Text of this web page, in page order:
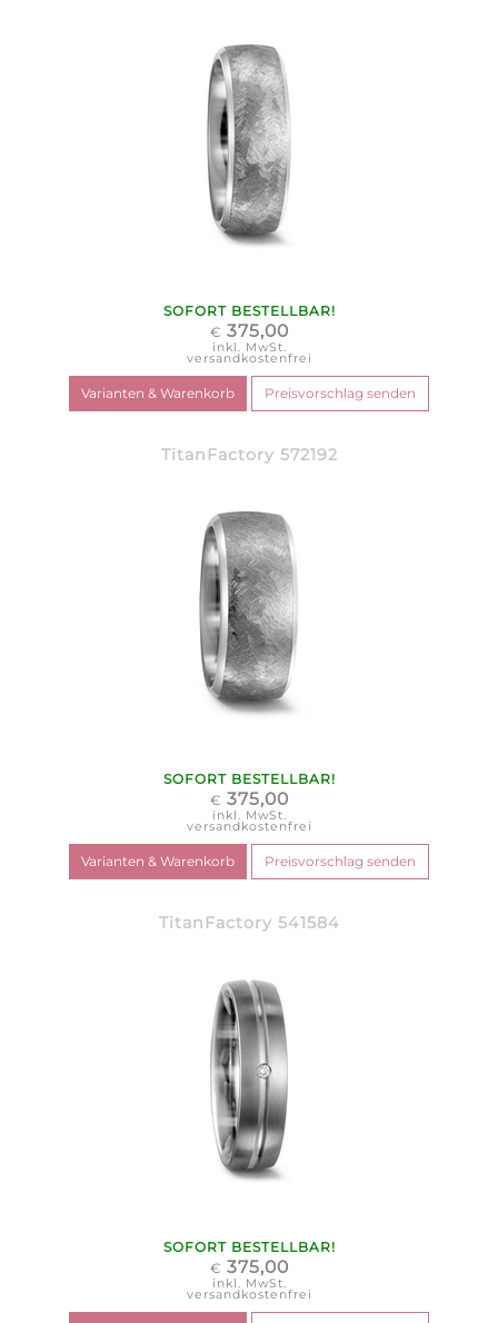
SOFORT BESTELLBAR!
€ 375,00
inkl. MwSt.
versandkostenfrei
TitanFactory 572192
SOFORT BESTELLBAR!
€ 375,00
inkl. MwSt.
versandkostenfrei
TitanFactory 541584
SOFORT BESTELLBAR!
€ 375,00
inkl. MwSt.
versandkostenfrei